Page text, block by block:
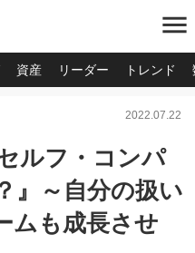
menu
資産 リーダー トレンド
2022.07.22
ルフ・コンパ
』～自分の扱い
ムも成長させ